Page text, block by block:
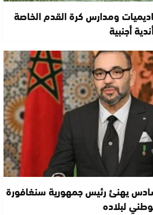
ومدارس كرة القدم الخاصة
أجنبية
يهنئ رئيس جمهورية سنغافورة
لبلاده